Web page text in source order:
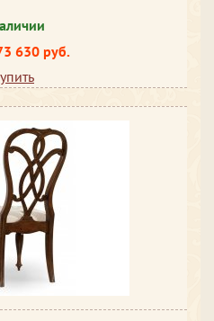
630 руб.